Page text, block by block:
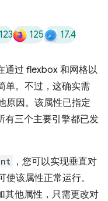
123 125 17.4
通过 flexbox 和网格以
单。不过，这确实需
原因。该属性已指定
有三个主要引擎都已发
，您可以实现垂直对
该属性正常运行。
其他属性，只需更改对